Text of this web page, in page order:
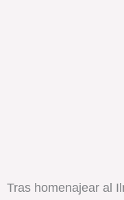
Tras homenajear al